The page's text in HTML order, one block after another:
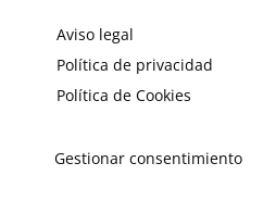
Aviso legal
Política de privacidad
Política de Cookies
Gestionar consentimiento